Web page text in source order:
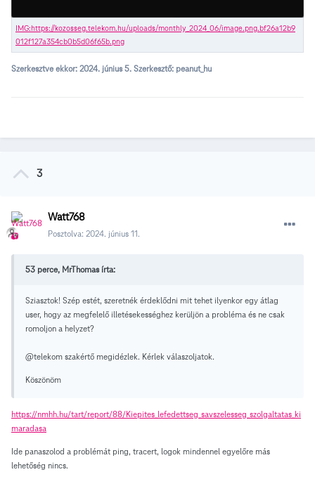
Szerkesztve ekkor: 2024. június 5. Szerkesztő: peanut_hu
3
Watt768
Posztolva: 2024. június 11.
53 perce, MrThomas írta:
Sziasztok! Szép estét, szeretnék érdeklődni mit tehet ilyenkor egy átlag
user, hogy az megfelelő illetésekességhez kerüljön a probléma és ne csak
romoljon a helyzet?
@telekom szakértő megidézlek. Kérlek válaszoljatok.
Köszönöm
https://nmhh.hu/tart/report/88/Kiepites_lefedettseg_savszelesseg_szolgaltatas_ki
maradasa
Ide panaszolod a problémát ping, tracert, logok mindennel egyelőre más
lehetőség nincs.